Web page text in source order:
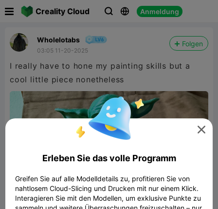
Creality Cloud   Anmeldung
Wholelotabs
03:05 11-20-2025
Folgen
I really have to hone my painting skills but a
cool little piece nonetheless

Erleben Sie das volle Programm
Greifen Sie auf alle Modelldetails zu, profitieren Sie von
nahtlosem Cloud-Slicing und Drucken mit nur einem Klick.
Interagieren Sie mit den Modellen, um exklusive Punkte zu